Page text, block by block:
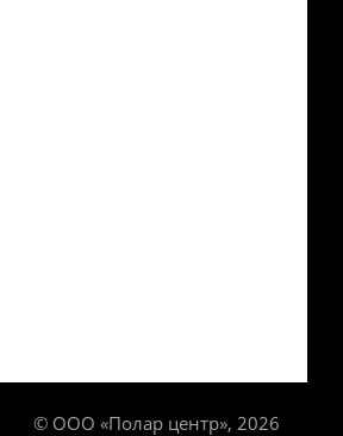
© ООО «Полар центр», 2026